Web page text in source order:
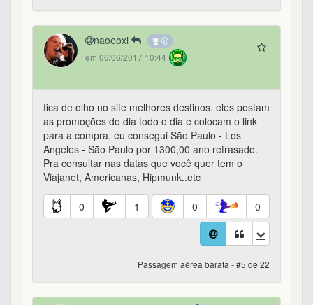
naoeoxi
em 06/06/2017 10:44
fica de olho no site melhores destinos. eles postam
as promoções do dia todo o dia e colocam o link
para a compra. eu consegui São Paulo - Los
Angeles - São Paulo por 1300,00 ano retrasado.
Pra consultar nas datas que você quer tem o
Viajanet, Americanas, Hipmunk..etc
0 1 0 0
Passagem aérea barata - #5 de 22